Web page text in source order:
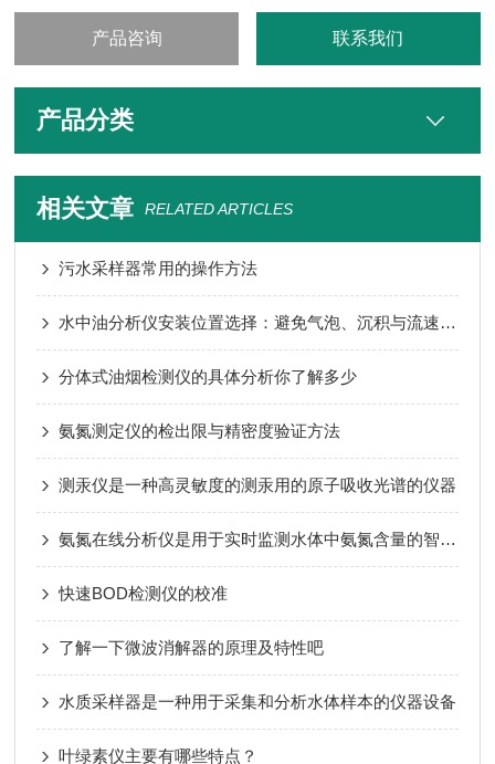
产品咨询 联系我们
产品分类
相关文章 RELATED ARTICLES
污水采样器常用的操作方法
水中油分析仪安装位置选择：避免气泡、沉积与流速波动影响
分体式油烟检测仪的具体分析你了解多少
氨氮测定仪的检出限与精密度验证方法
测汞仪是一种高灵敏度的测汞用的原子吸收光谱的仪器
氨氮在线分析仪是用于实时监测水体中氨氮含量的智能型工业检测设备
快速BOD检测仪的校准
了解一下微波消解器的原理及特性吧
水质采样器是一种用于采集和分析水体样本的仪器设备
叶绿素仪主要有哪些特点？